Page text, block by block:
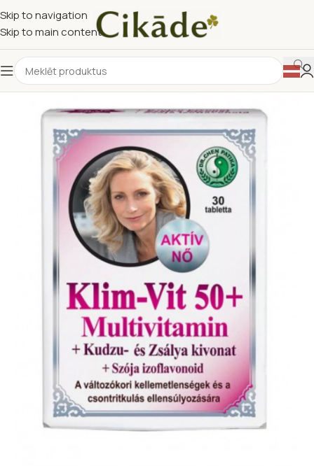
Skip to navigation
Skip to main content